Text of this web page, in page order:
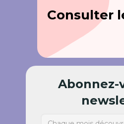
Consulter
Abonnez-